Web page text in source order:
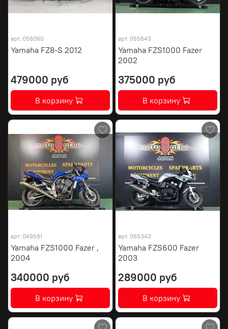
арт. 056060
Yamaha FZ8-S 2012
479000 руб
В корзину
арт. 055643
Yamaha FZS1000 Fazer
2002
375000 руб
В корзину
арт. 049561
Yamaha FZS1000 Fazer ,
2004
340000 руб
В корзину
арт. 055343
Yamaha FZS600 Fazer
2003
289000 руб
В корзину